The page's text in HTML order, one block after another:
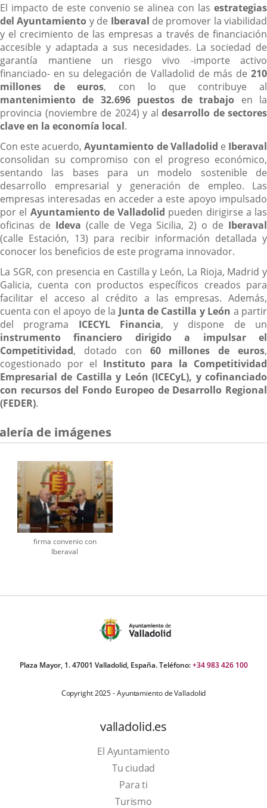
El impacto de este convenio se alinea con las estrategias
del Ayuntamiento y de Iberaval de promover la viabilidad
y el crecimiento de las empresas a través de financiación
accesible y adaptada a sus necesidades. La sociedad de
garantía mantiene un riesgo vivo -importe activo
financiado- en su delegación de Valladolid de más de 210
millones de euros, con lo que contribuye al
mantenimiento de 32.696 puestos de trabajo en la
provincia (noviembre de 2024) y al desarrollo de sectores
clave en la economía local.
Con este acuerdo,Ayuntamiento de Valladolid e Iberaval
consolidan su compromiso con el progreso económico,
sentando las bases para un modelo sostenible de
desarrollo empresarial y generación de empleo. Las
empresas interesadas en acceder a este apoyo impulsado
por el Ayuntamiento de Valladolid pueden dirigirse a las
oficinas de Ideva (calle de Vega Sicilia, 2) o de Iberaval
(calle Estación, 13) para recibir información detallada y
conocer los beneficios de este programa innovador.
La SGR, con presencia en Castilla y León, La Rioja, Madrid y
Galicia, cuenta con productos específicos creados para
facilitar el acceso al crédito a las empresas. Además,
cuenta con el apoyo de la Junta de Castilla y León a partir
del programa ICECYL Financia, y dispone de un
instrumento financiero dirigido a impulsar el
Competitividad, dotado con 60 millones de euros,
cogestionado por el Instituto para la Competitividad
Empresarial de Castilla y León (ICECyL), y cofinanciado
con recursos del Fondo Europeo de Desarrollo Regional
(FEDER).
de imágenes
firma convenio con
Iberaval
Plaza Mayor, 1. 47001 Valladolid, España. Teléfono:+34 983 426 100
Copyright 2025 - Ayuntamiento de Valladolid
valladolid.es
El Ayuntamiento
Tu ciudad
Para ti
TurismoEste